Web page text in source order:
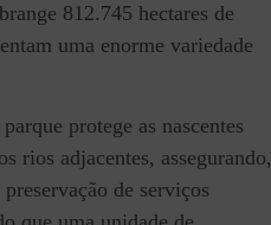
812.745 hectares de
uma enorme variedade
protege as nascentes
rios adjacentes, assegurando,
de serviços